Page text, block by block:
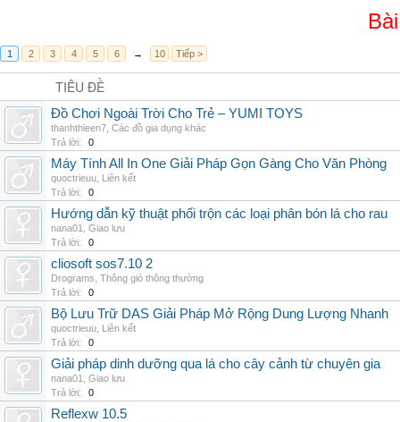
1 2 3 4 5 6 → 10 Tiếp >
TIÊU ĐỀ
Đồ Chơi Ngoài Trời Cho Trẻ – YUMI TOYS
thanhthieen7 Các đồ gia dụng khác
Trả lời:
0
Máy Tính All In One Giải Pháp Gọn Gàng Cho Văn Phòng
quoctrieuu Liên kết
Trả lời:
0
Hướng dẫn kỹ thuật phối trộn các loại phân bón lá cho rau
nana01
Giao lưu
Trả lời:
0
cliosoft sos7.10 2
Drograms Thông gió thông thường
Trả lời:
0
Bộ Lưu Trữ DAS Giải Pháp Mở Rộng Dung Lượng Nhanh
quoctrieuu Liên kết
Trả lời:
0
Giải pháp dinh dưỡng qua lá cho cây cảnh từ chuyên gia
nana01
Giao lưu
Trả lời:
0
Reflexw 10.5